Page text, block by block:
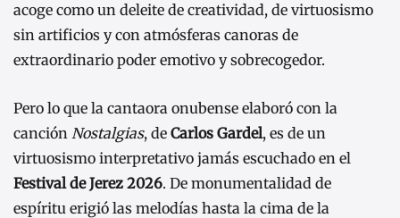
acoge como un deleite de creatividad, de virtuosismo
sin artificios y con atmósferas canoras de
extraordinario poder emotivo y sobrecogedor.
Pero lo que la cantaora onubense elaboró con la
canción Nostalgias, de Carlos Gardel, es de un
virtuosismo interpretativo jamás escuchado en el
Festival de Jerez 2026. De monumentalidad de
espíritu erigió las melodías hasta la cima de la